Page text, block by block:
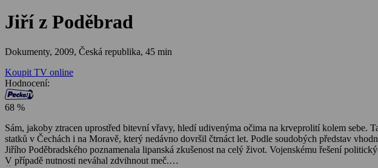
Jiří z Poděbrad
Dokumenty, 2009, Česká republika, 45 min
Koupit TV online
Hodnocení:
68 %
Sám, jakoby ztracen uprostřed bitevní vřavy, hledí udivenýma očima na krveprolití kolem
statků v Čechách i na Moravě, který nedávno dovršil čtrnáct let. Podle soudobých představ
Jiřího Poděbradského poznamenala lipanská zkušenost na celý život. Vojenskému řešení
V případě nutnosti neváhal zdvihnout meč.